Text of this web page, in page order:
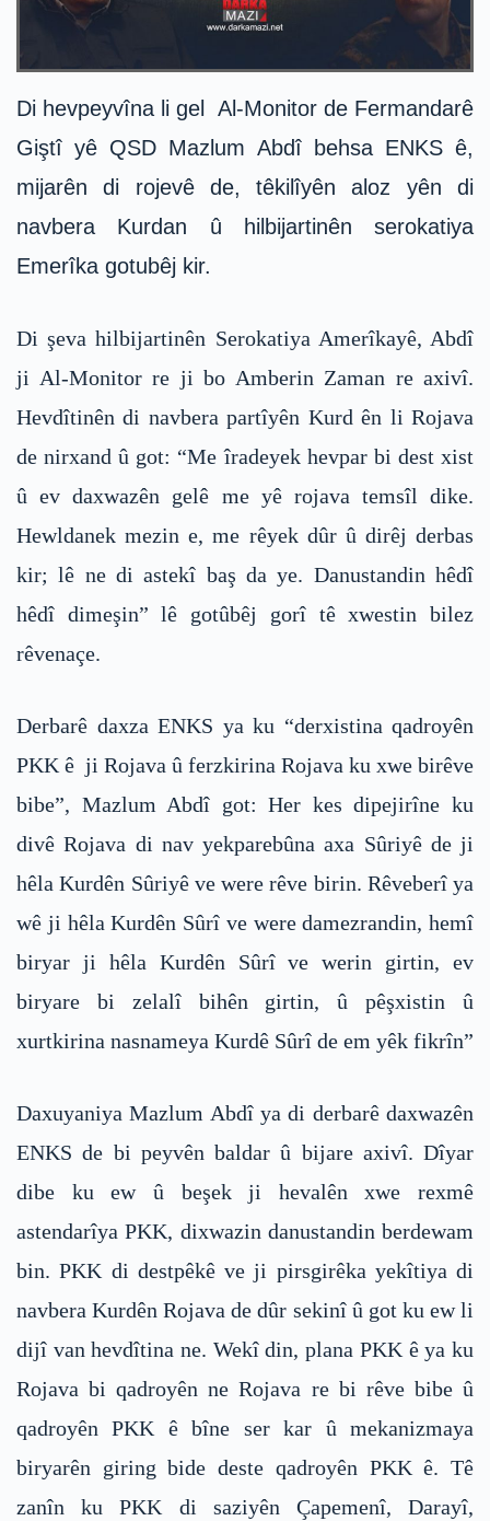
Di hevpeyvîna li gel Al-Monitor de Fermandarê
Giştî yê QSD Mazlum Abdî behsa ENKS ê,
mijarên di rojevê de, têkilîyên aloz yên di
navbera Kurdan û hilbijartinên serokatiya
Emerîka gotubêj kir.
Di şeva hilbijartinên Serokatiya Amerîkayê, Abdî
ji Al-Monitor re ji bo Amberin Zaman re axivî.
Hevdîtinên di navbera partîyên Kurd ên li Rojava
de nirxand û got: “Me îradeyek hevpar bi dest xist
û ev daxwazên gelê me yê rojava temsîl dike.
Hewldanek mezin e, me rêyek dûr û dirêj derbas
kir; lê ne di astekî baş da ye. Danustandin hêdî
hêdî dimeşin” lê gotûbêj gorî tê xwestin bilez
rêvenaçe.
Derbarê daxza ENKS ya ku “derxistina qadroyên
PKK ê ji Rojava û ferzkirina Rojava ku xwe birêve
bibe”, Mazlum Abdî got: Her kes dipejirîne ku
divê Rojava di nav yekparebûna axa Sûriyê de ji
hêla Kurdên Sûriyê ve were rêve birin. Rêveberî ya
wê ji hêla Kurdên Sûrî ve were damezrandin, hemî
biryar ji hêla Kurdên Sûrî ve werin girtin, ev
biryare bi zelalî bihên girtin, û pêşxistin û
xurtkirina nasnameya Kurdê Sûrî de em yêk fikrîn”
Daxuyaniya Mazlum Abdî ya di derbarê daxwazên
ENKS de bi peyvên baldar û bijare axivî. Dîyar
dibe ku ew û beşek ji hevalên xwe rexmê
astendarîya PKK, dixwazin danustandin berdewam
bin. PKK di destpêkê ve ji pirsgirêka yekîtiya di
navbera Kurdên Rojava de dûr sekinî û got ku ew li
dijî van hevdîtina ne. Wekî din, plana PKK ê ya ku
Rojava bi qadroyên ne Rojava re bi rêve bibe û
qadroyên PKK ê bîne ser kar û mekanizmaya
biryarên giring bide deste qadroyên PKK ê. Tê
zanîn ku PKK di saziyên Çapemenî, Darayî,